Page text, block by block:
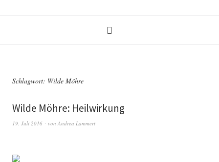
Schlagwort: Wilde Möhre
Wilde Möhre: Heilwirkung
19. Juli 2016 von Andrea Lammert